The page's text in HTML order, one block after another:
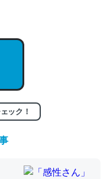
事。/続編来た
entry/2023/03/27
- conceptualization
」は回収されないけ
ック！